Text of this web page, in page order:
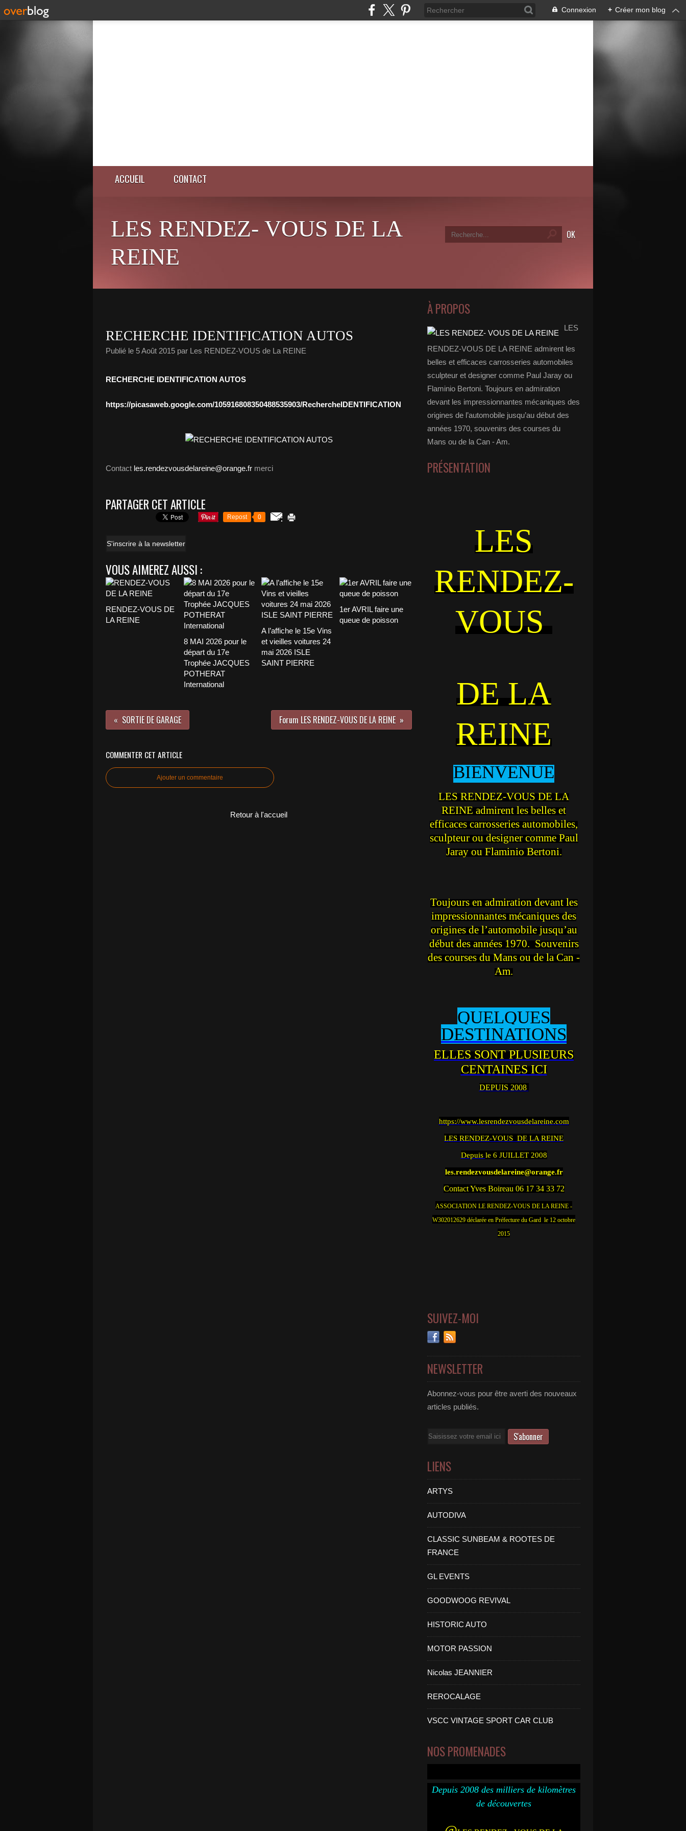
Connexion + Créer mon blog
ACCUEIL CONTACT
LES RENDEZ- VOUS DE LA
REINE
RECHERCHE IDENTIFICATION AUTOS
Publié le 5 Août 2015 par Les RENDEZ-VOUS de La REINE
RECHERCHE IDENTIFICATION AUTOS
https://picasaweb.google.com/105916808350488535903/RechercheIDENTIFICATION
Contact les.rendezvousdelareine@orange.fr merci
PARTAGER CET ARTICLE
Repost 0
S'inscrire à la newsletter
VOUS AIMEREZ AUSSI :
RENDEZ-VOUS DE
LA REINE
8 MAI 2026 pour le
départ du 17e
Trophée JACQUES
POTHERAT
International
A l’affiche le 15e Vins
et vieilles voitures 24
mai 2026 ISLE
SAINT PIERRE
1er AVRIL faire une
queue de poisson
SORTIE DE GARAGE Forum LES RENDEZ-VOUS DE LA REINE
COMMENTER CET ARTICLE
Ajouter un commentaire
Retour à l'accueil
À PROPOS
LES
RENDEZ-VOUS DE LA REINE admirent les
belles et efficaces carrosseries automobiles
sculpteur et designer comme Paul Jaray ou
Flaminio Bertoni. Toujours en admiration
devant les impressionnantes mécaniques des
origines de l’automobile jusqu’au début des
années 1970, souvenirs des courses du
Mans ou de la Can - Am.
PRÉSENTATION
LES
RENDEZ-
VOUS
DE LA
REINE
BIENVENUE
LES RENDEZ-VOUS DE LA
REINE admirent les belles et
efficaces carrosseries automobiles,
sculpteur ou designer comme Paul
Jaray ou Flaminio Bertoni.
Toujours en admiration devant les
impressionnantes mécaniques des
origines de l’automobile jusqu’au
début des années 1970. Souvenirs
des courses du Mans ou de la Can -
Am.
QUELQUES
DESTINATIONS
ELLES SONT PLUSIEURS
CENTAINES ICI
DEPUIS 2008
https://www.lesrendezvousdelareine.com
LES RENDEZ-VOUS DE LA REINE
Depuis le 6 JUILLET 2008
les.rendezvousdelareine@orange.fr
Contact Yves Boireau 06 17 34 33 72
ASSOCIATION LE RENDEZ-VOUS DE LA REINE -
W302012629 déclarée en Préfecture du Gard le 12 octobre
2015
SUIVEZ-MOI
NEWSLETTER
Abonnez-vous pour être averti des nouveaux
articles publiés.
Email
LIENS
ARTYS
AUTODIVA
CLASSIC SUNBEAM & ROOTES DE
FRANCE
GL EVENTS
GOODWOOG REVIVAL
HISTORIC AUTO
MOTOR PASSION
Nicolas JEANNIER
REROCALAGE
VSCC VINTAGE SPORT CAR CLUB
NOS PROMENADES
Depuis 2008 des milliers de kilomètres
de découvertes